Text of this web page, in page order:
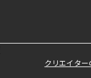
クリエイタ